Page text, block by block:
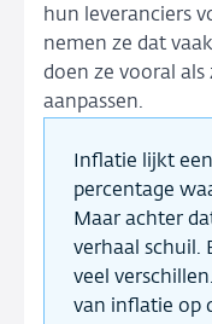
hun leveranciers
nemen ze dat
doen ze vooral
aanpassen.
Inflatie lijkt
percentage
Maar achter
verhaal schuil.
veel
van inflatie op